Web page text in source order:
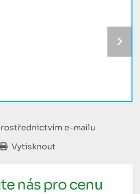
e-mailu
Vytisknout
nás pro cenu